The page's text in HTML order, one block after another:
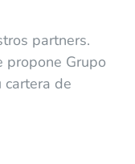
partners.
propone Grupo
de